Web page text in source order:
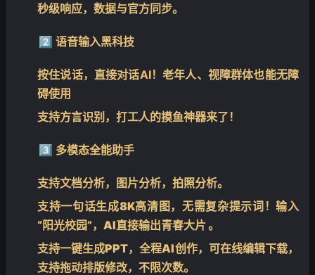
秒级响应，数据与官方同步。
2️⃣ 语音输入黑科技
按住说话，直接对话AI！老年人、视障群体也能无障
碍使用
支持方言识别，打工人的摸鱼神器来了！
3️⃣ 多模态全能助手
支持文档分析，图片分析，拍照分析。
支持一句话生成8K高清图，无需复杂提示词！输入
“阳光校园”，AI直接输出青春大片 。
支持一键生成PPT，全程AI创作，可在线编辑下载，
支持拖动排版修改，不限次数。